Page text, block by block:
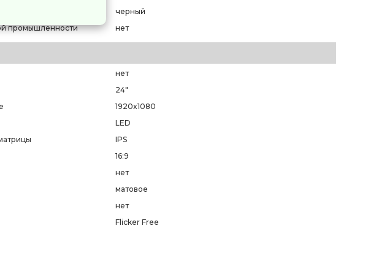
черный
промышленности
нет
нет
24"
1920x1080
LED
IPS
16:9
нет
матовое
нет
Flicker Free